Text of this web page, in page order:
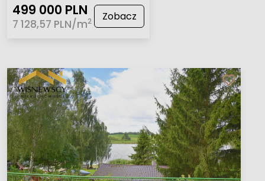
499 000 PLN
7 128,57 PLN/m2 Zobacz